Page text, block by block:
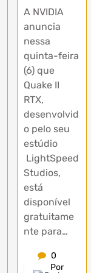
A NVIDIA
anuncia
nessa
quinta-feira
(6) que
Quake II
RTX,
desenvolvid
o pelo seu
estúdio
LightSpeed
Studios,
está
disponível
gratuitame
nte para…
0
Por